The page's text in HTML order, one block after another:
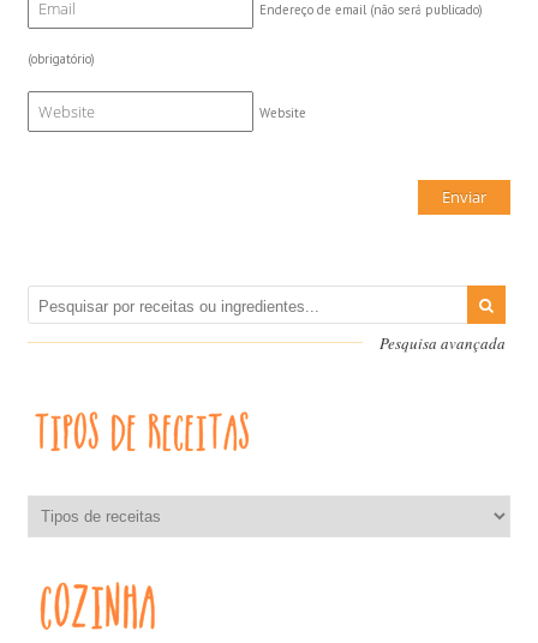
Endereço de email (não será publicado)
(obrigatório)
Website
Pesquisa avançada